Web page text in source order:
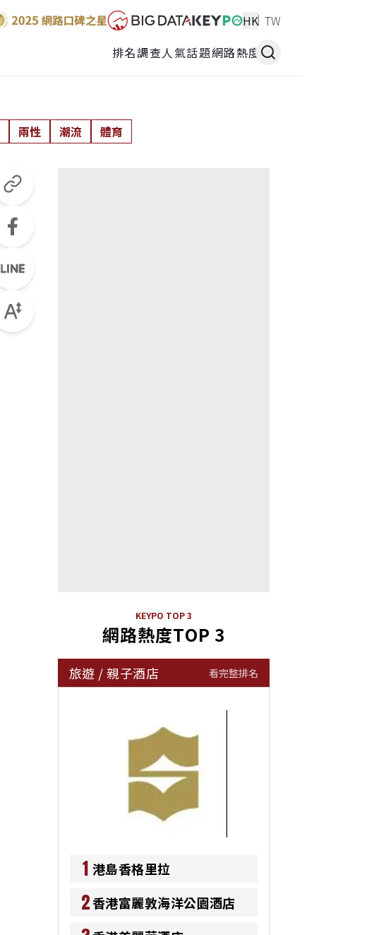
HK TW
排名調查人氣話題網路熱度
兩性 潮流 體育
KEYPO TOP 3
網路熱度TOP 3
旅遊 /親子酒店 看完整排名
1 港島香格里拉
2香港富麗敦海洋公園酒店